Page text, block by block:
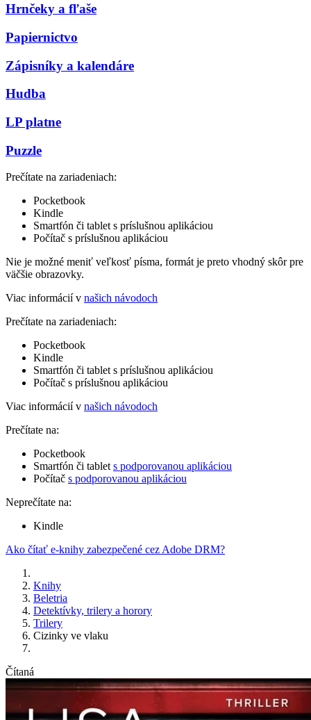
Hrnčeky a fľaše
Papiernictvo
Zápisníky a kalendáre
Hudba
LP platne
Puzzle
Prečítate na zariadeniach:
Pocketbook
Kindle
Smartfón či tablet s príslušnou aplikáciou
Počítač s príslušnou aplikáciou
Nie je možné meniť veľkosť písma, formát je preto vhodný skôr pre
väčšie obrazovky.
Viac informácií v našich návodoch
Prečítate na zariadeniach:
Pocketbook
Kindle
Smartfón či tablet s príslušnou aplikáciou
Počítač s príslušnou aplikáciou
Viac informácií v našich návodoch
Prečítate na:
Pocketbook
Smartfón či tablet s podporovanou aplikáciou
Počítač s podporovanou aplikáciou
Neprečítate na:
Kindle
Ako čítať e-knihy zabezpečené cez Adobe DRM?
Knihy
Beletria
Detektívky, trilery a horory
Trilery
Cizinky ve vlaku
Čítaná